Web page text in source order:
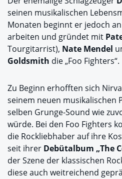
seinen musikalischen
Monaten beginnt er jedoch
arbeiten und gründet mit
Tourgitarrist), Nate Mendel
Goldsmith die „Foo Fighters“.
Zu Beginn erhofften sich
seinem neuen musikalischen
selben Grunge-Sound wie
würde. Bei den Foo Fighters
die Rockliebhaber auf ihre
seit ihrer Debütalbum „The
der Szene der klassischen
diese auch weitreichend